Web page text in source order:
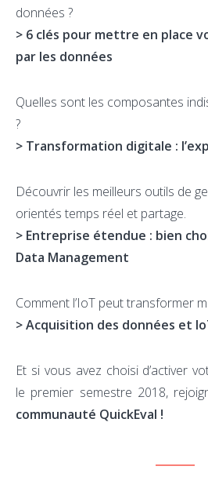
données ?
> 6 clés pour mettre en place
par les données
Quelles sont les composantes
?
> Transformation digitale :
Découvrir les meilleurs outils de
orientés temps réel et partage.
> Entreprise étendue : bien
Data Management
Comment l’IoT peut transformer
> Acquisition des données et
Et si vous avez choisi d’activer
le premier semestre 2018,
communauté QuickEval !